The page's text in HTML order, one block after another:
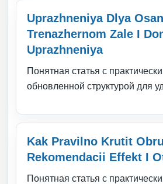
Uprazhneniya Dlya
Trenazhernom Zale I
Uprazhneniya
Понятная статья с
обновленной структурой для
Kak Pravilno Krutit
Rekomendacii Effekt I
Понятная статья с